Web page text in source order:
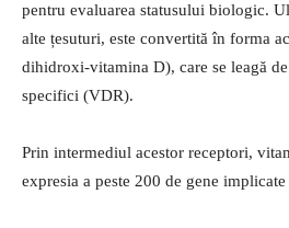
pentru evaluarea statusului biologic.
alte țesuturi, este convertită în forma
dihidroxi-vitamina D), care se leagă
specifici (VDR).
Prin intermediul acestor receptori,
expresia a peste 200 de gene